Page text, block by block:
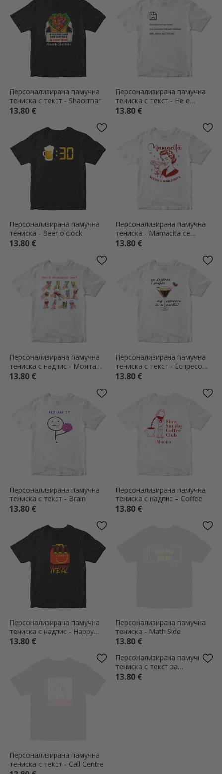
Персонализирана памучна
тениска с текст - Shaormar
13.80 €
Персонализирана памучна
тениска с текст - Не е
намерено
13.80 €
Персонализирана памучна
тениска - Beer o'clock
13.80 €
Персонализирана памучна
тениска - Mamacita се
нуждае от маргарита
13.80 €
Персонализирана памучна
тениска с надпис - Моята
тениска за пиене
13.80 €
Персонализирана памучна
тениска с текст - Еспресо
Мартини
13.80 €
Персонализирана памучна
тениска с текст - Brain
13.80 €
Персонализирана памучна
тениска с надпис – Coffee
13.80 €
Персонализирана памучна
тениска с надпис - Happy
beer
13.80 €
Персонализирана памучна
тениска - Math Side
13.80 €
Персонализирана памучна
тениска с текст - Call Centre